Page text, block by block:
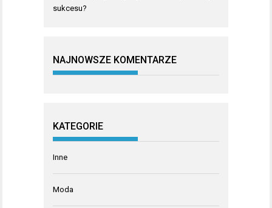
sukcesu?
NAJNOWSZE KOMENTARZE
KATEGORIE
Inne
Moda